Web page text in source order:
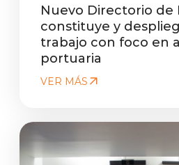
Nuevo Directorio de
constituye y
trabajo con foco en
portuaria
VER MÁS